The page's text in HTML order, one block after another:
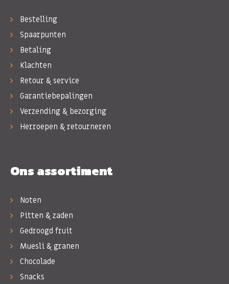
Bestelling
Spaarpunten
Betaling
Klachten
Retour & service
Garantiebepalingen
Verzending & bezorging
Herroepen & retourneren
Ons assortiment
Noten
Pitten & zaden
Gedroogd fruit
Muesli & granen
Chocolade
Snacks